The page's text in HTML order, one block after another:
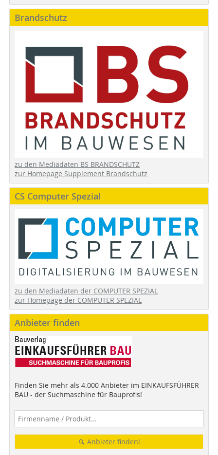
Brandschutz
zu den Mediadaten BS BRANDSCHUTZ
zur Homepage Supplement Brandschutz
CS Computer Spezial
zu den Mediadaten der COMPUTER SPEZIAL
zur Homepage der COMPUTER SPEZIAL
Anbieter finden
Finden Sie mehr als 4.000 Anbieter im EINKAUFSFÜHRER
BAU - der Suchmaschine für Bauprofis!
Anbieter finden!